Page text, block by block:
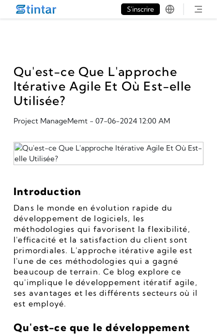
put google tag in file
S'inscrire
Qu'est-ce Que L'approche
Itérative Agile Et Où Est-elle
Utilisée?
Project ManageMemt - 07-06-2024 12:00 AM
Introduction
Dans le monde en évolution rapide du
développement de logiciels, les
méthodologies qui favorisent la flexibilité,
l'efficacité et la satisfaction du client sont
primordiales. L'approche itérative agile est
l'une de ces méthodologies qui a gagné
beaucoup de terrain. Ce blog explore ce
qu'implique le développement itératif agile,
ses avantages et les différents secteurs où il
est employé.
Qu'est-ce que le développement